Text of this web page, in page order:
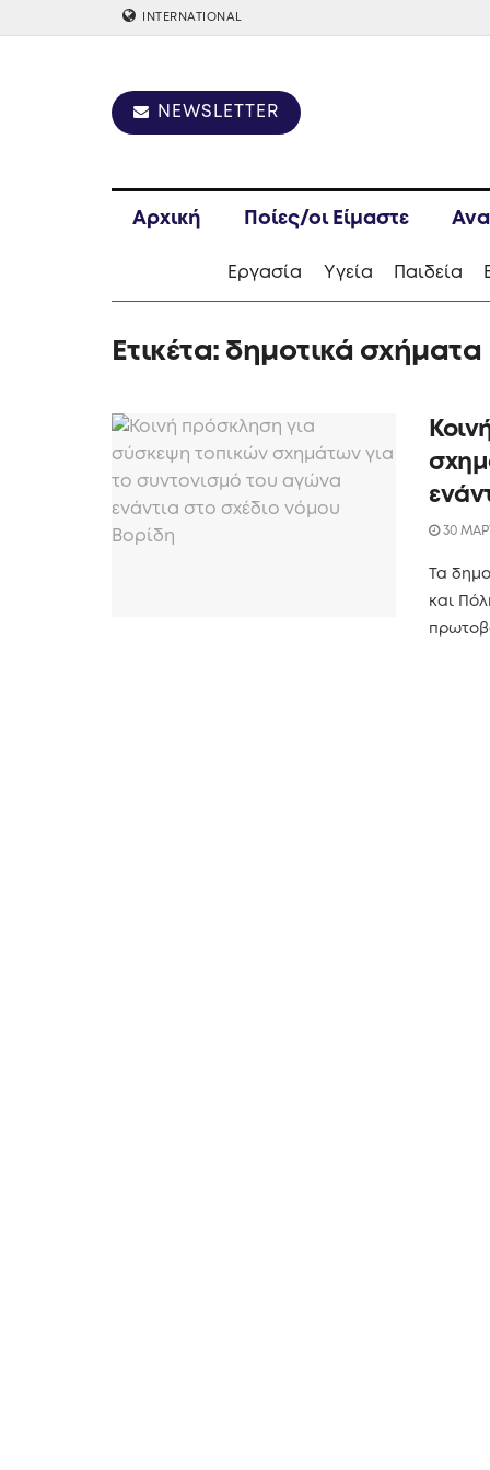
INTERNATIONAL
NEWSLETTER
Αρχική Ποίες/οι Είμαστε
Εργασία Υγεία Παιδεία
Ετικέτα:δημοτικά σχήματα
30
Τα
και